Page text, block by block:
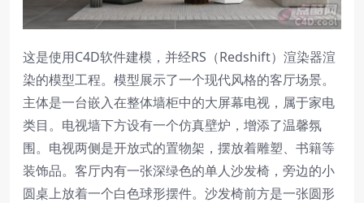
这是使用C4D软件建模，并经RS（Redshift）渲染器渲
染的模型工程。模型展示了一个现代风格的客厅场景。
主体是一台嵌入在整体墙柜中的大屏幕电视，属于家电
类目。电视墙下方设有一个仿真壁炉，增添了温馨氛
围。电视两侧是开放式的置物架，摆放着雕塑、书籍等
装饰品。客厅内有一张深绿色的单人沙发椅，旁边的小
圆桌上放着一个白色球形摆件。沙发椅前方是一张圆形